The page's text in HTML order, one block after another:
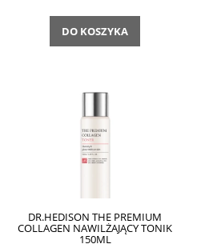
DO KOSZYKA
DR.HEDISON THE PREMIUM
COLLAGEN NAWILŻAJĄCY TONIK
150ML